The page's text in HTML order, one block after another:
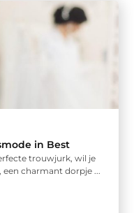
in Best
trouwjurk, wil je
charmant dorpje ...